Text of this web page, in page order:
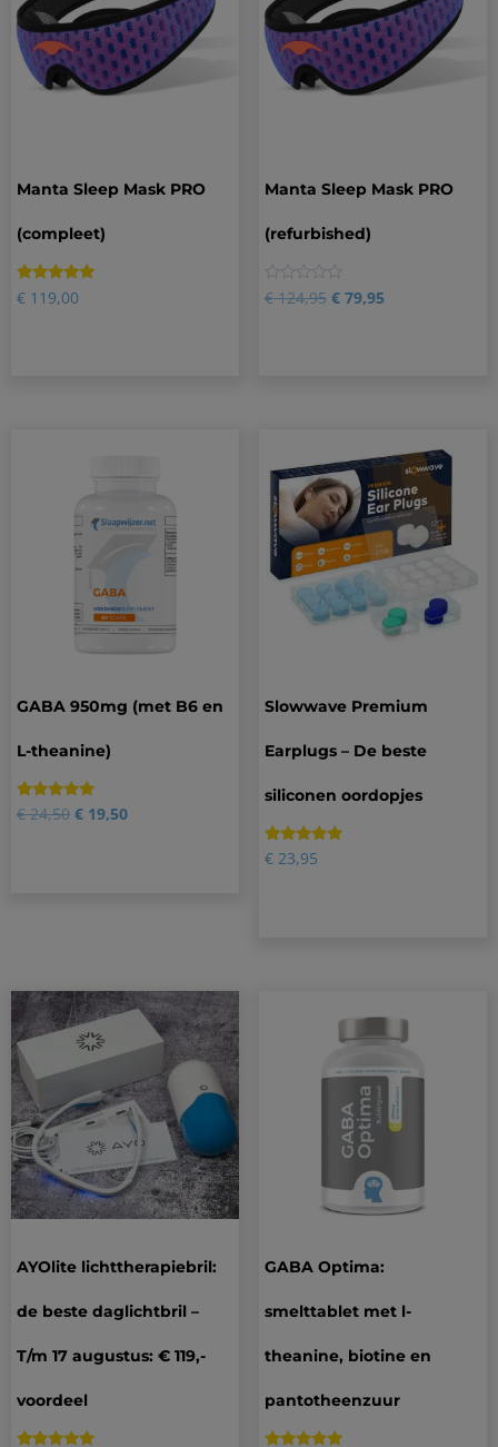
Manta Sleep Mask PRO
(compleet)
Gewaardeerd
5.00
3
€ 119,00
Manta Sleep Mask PRO
(refurbished)
0
€124,95 €79,95
GABA 950mg (met B6 en
L-theanine)
Gewaardeerd
5.00
6
€24,50 € 19,50
Slowwave Premium
Earplugs – De beste
siliconen oordopjes
Gewaardeerd
4.83
47
€23,95
AYOlite lichttherapiebril:
de beste daglichtbril –
T/m 17 augustus: € 119,-
voordeel
GABA Optima:
smelttablet met l-
theanine, biotine en
pantotheenzuur